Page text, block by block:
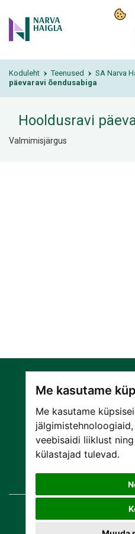
Me kasutame
Me kasutame
veebisaidi liiklust
külastajad tulevad.
SA NARVA HAIGLA
Koduleht Teenused SA Narva
päevaravi õendusabiga
Hooldusravi
Valmimisjärgus
SA
© Copyright